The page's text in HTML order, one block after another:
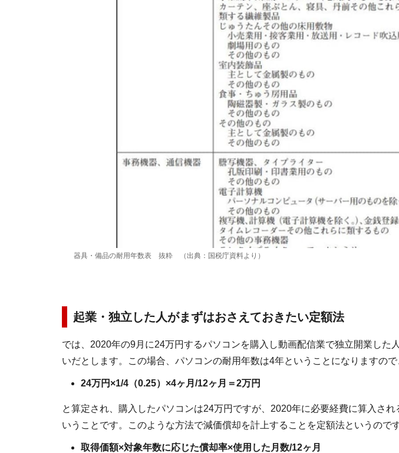
器具・備品の耐用年数表 抜粋 （出典：国税庁資料より）
起業・独立した人がまずはおさえておきたい定額法
では、2020年の9月に24万円するパソコンを購入し動画配信業で独立開業した
いだとします。この場合、パソコンの耐用年数は4年ということになりますので
24万円×1/4（0.25）×4ヶ月/12ヶ月＝2万円
と算定され、購入したパソコンは24万円ですが、2020年に必要経費に算入され
いうことです。このような方法で減価償却を計上することを定額法というので
取得価額×対象年数に応じた償却率×使用した月数/12ヶ月